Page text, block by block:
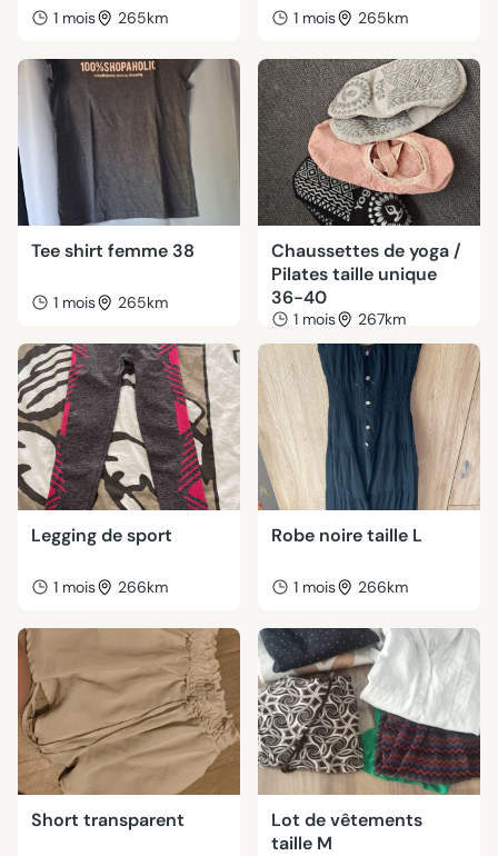
1 mois 265km 1 mois 265km
Tee shirt femme 38
1 mois 265km
Chaussettes de yoga /
Pilates taille unique
36-40
1 mois 267km
Legging de sport
1 mois 266km
Robe noire taille L
1 mois 266km
Short transparent
Lot de vêtements
taille M